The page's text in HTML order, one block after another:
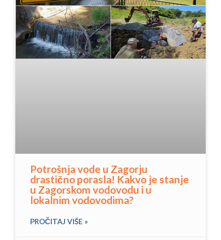
Potrošnja vode u Zagorju
drastično porasla! Kakvo je stanje
u Zagorskom vodovodu i u
lokalnim vodovodima?
PROČITAJ VIŠE »